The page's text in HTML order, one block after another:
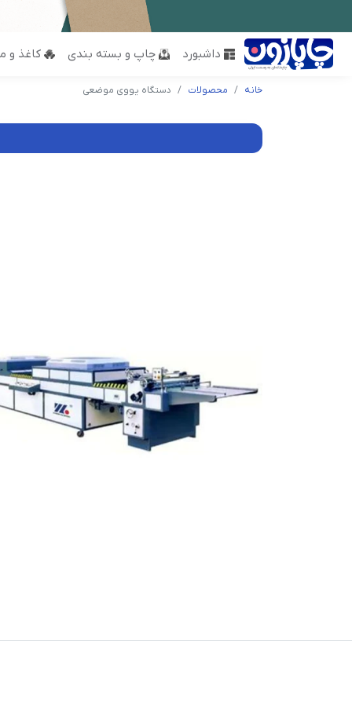
داشبورد چاپ و بسته بندی کاغذ و
خانه محصولات دستگاه یووی موضعی